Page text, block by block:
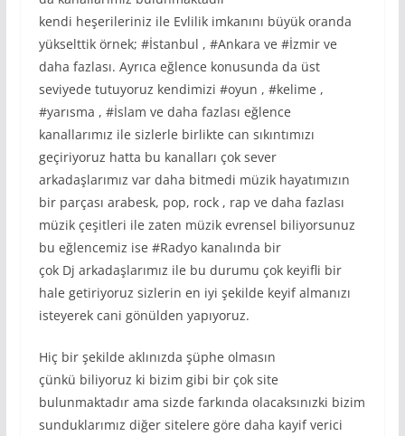
kendi heşerileriniz ile Evlilik imkanını büyük oranda
yükselttik örnek; #İstanbul , #Ankara ve #İzmir ve
daha fazlası. Ayrıca eğlence konusunda da üst
seviyede tutuyoruz kendimizi #oyun , #kelime ,
#yarısma , #İslam ve daha fazlası eğlence
kanallarımız ile sizlerle birlikte can sıkıntımızı
geçiriyoruz hatta bu kanalları çok sever
arkadaşlarımız var daha bitmedi müzik hayatımızın
bir parçası arabesk, pop, rock , rap ve daha fazlası
müzik çeşitleri ile zaten müzik evrensel biliyorsunuz
bu eğlencemiz ise #Radyo kanalında bir
çok Dj arkadaşlarımız ile bu durumu çok keyifli bir
hale getiriyoruz sizlerin en iyi şekilde keyif almanızı
isteyerek cani gönülden yapıyoruz.
Hiç bir şekilde aklınızda şüphe olmasın
çünkü biliyoruz ki bizim gibi bir çok site
bulunmaktadır ama sizde farkında olacaksınızki bizim
sunduklarımız diğer sitelere göre daha kayif verici